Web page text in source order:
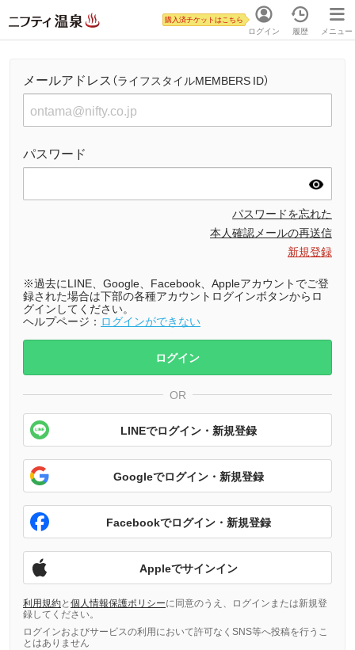
ログイン
購入済チケットはこちら
履歴 メニュー
メールアドレス （ライフスタイルMEMBERS ID）
パスワード
パスワードを忘れた
本人確認メールの再送信
新規登録
※過去にLINE、Google、Facebook、Appleアカウントでご登
録された場合は下部の各種アカウントログインボタンからロ
グインしてください。
ヘルプページ： ログインができない
ログイン
OR
LINEでログイン・新規登録
Googleでログイン・新規登録
Facebookでログイン・新規登録
Appleでサインイン
利用規約と個人情報保護ポリシーに同意のうえ、ログインまたは新規登
録してください。
ログインおよびサービスの利用において許可なくSNS等へ投稿を行うこ
とはありません